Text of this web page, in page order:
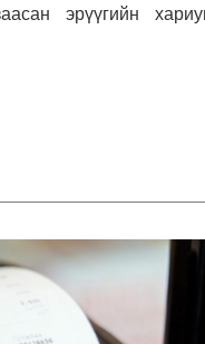
эрүүгийн